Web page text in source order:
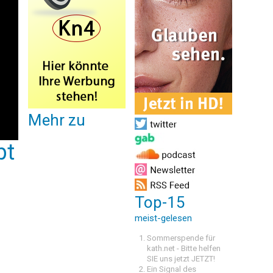
Mehr zu
Top-15
meist-gelesen
Sommerspende für
kath.net - Bitte helfen
SIE uns jetzt JETZT!
Ein Signal des